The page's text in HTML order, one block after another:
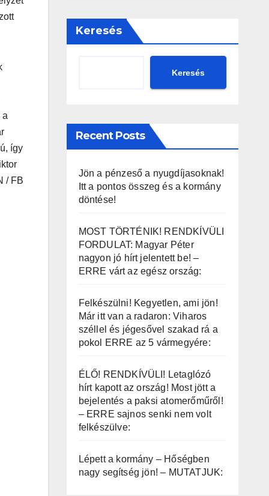
a
így
/ FB
Keresés
Keresés
Recent Posts
Jön a pénzeső a nyugdíjasoknak!
Itt a pontos összeg és a kormány
döntése!
MOST TÖRTÉNIK! RENDKÍVÜLI
FORDULAT: Magyar Péter
nagyon jó hírt jelentett be! –
ERRE várt az egész ország:
Felkészülni! Kegyetlen, ami jön!
Már itt van a radaron: Viharos
széllel és jégesővel szakad rá a
pokol ERRE az 5 vármegyére:
ÉLŐ! RENDKÍVÜLI! Letaglózó
hírt kapott az ország! Most jött a
bejelentés a paksi atomerőműről!
– ERRE sajnos senki nem volt
felkészülve:
Lépett a kormány – Hőségben
nagy segítség jön! – MUTATJUK: